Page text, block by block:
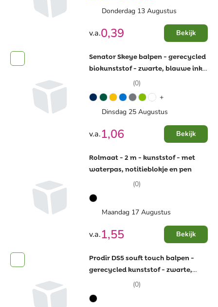
Donderdag 13 Augustus
v.a.0,39 Bekijk
Senator Skeye balpen - gerecycled
biokunststof - zwarte, blauwe inkt
- mat gekleurd - draai
mechanisme
(0)
+
Dinsdag 25 Augustus
v.a.1,06 Bekijk
Rolmaat - 2 m - kunststof - met
waterpas, notitieblokje en pen
(0)
Maandag 17 Augustus
v.a.1,55 Bekijk
Prodir DS5 souft touch balpen -
gerecycled kunststof - zwarte,
blauwe inkt - QR code
(0)